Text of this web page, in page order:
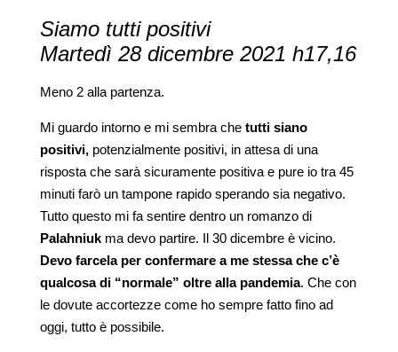
Siamo tutti positivi
Martedì 28 dicembre 2021 h17,16
Meno 2 alla partenza.
Mi guardo intorno e mi sembra che tutti siano
positivi,potenzialmente positivi, in attesa di una
risposta che sarà sicuramente positiva e pure io tra 45
minuti farò un tampone rapido sperando sia negativo.
Tutto questo mi fa sentire dentro un romanzo di
Palahniukma devo partire. Il 30 dicembre è vicino.
Devo farcela per confermare a me stessa che c’è
qualcosa di “normale” oltre alla pandemia. Che con
le dovute accortezze come ho sempre fatto fino ad
oggi, tutto è possibile.